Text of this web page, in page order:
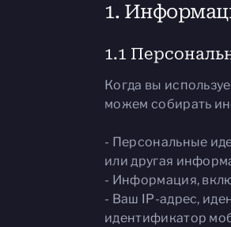
1.
1.1
Когда вы
можем собирать
- Персональные
или другая
- Информация,
- Ваш IP-адрес,
идентификатор